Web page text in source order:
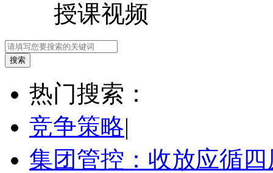
授课视频
热门搜索：
竞争策略|
集团管控：收放应循四